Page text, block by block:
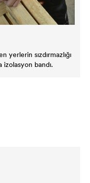
yerlerin sızdırmazlığı
izolasyon bandı.